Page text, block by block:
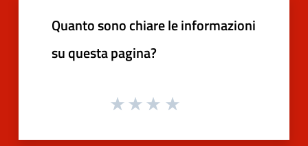
Quanto sono chiare le informazioni
su questa pagina?